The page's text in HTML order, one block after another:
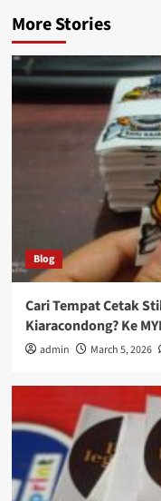
More Stories
Blog
Cari Tempat Cetak
Kiaracondong? Ke
admin March 5, 2026